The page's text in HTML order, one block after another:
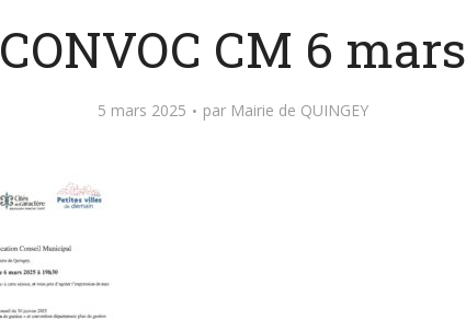
CONVOC CM 6 mars
5 mars 2025 par Mairie de QUINGEY